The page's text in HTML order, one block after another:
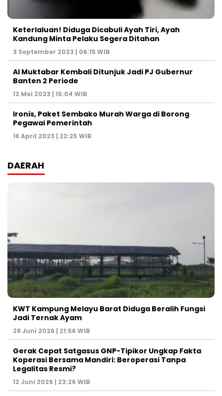
Keterlaluan! Diduga Dicabuli Ayah Tiri, Ayah
Kandung Minta Pelaku Segera Ditahan
3 September 2023 | 06:15 WIB
Al Muktabar Kembali Ditunjuk Jadi PJ Gubernur
Banten 2 Periode
12 Mei 2023 | 15:04 WIB
Ironis, Paket Sembako Murah Warga di Borong
Pegawai Pemerintah
16 April 2023 | 22:25 WIB
DAERAH
KWT Kampung Melayu Barat Diduga Beralih Fungsi
Jadi Ternak Ayam
28 Juni 2026 | 21:56 WIB
Gerak Cepat Satgasus GNP-Tipikor Ungkap Fakta
Koperasi Bersama Mandiri: Beroperasi Tanpa
Legalitas Resmi?
12 Juni 2026 | 23:26 WIB